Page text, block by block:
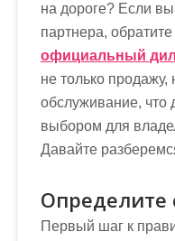
на дороге? Если
партнера,
официальный
не только продажу,
обслуживание, что
выбором для
Давайте
Определите
Первый шаг к